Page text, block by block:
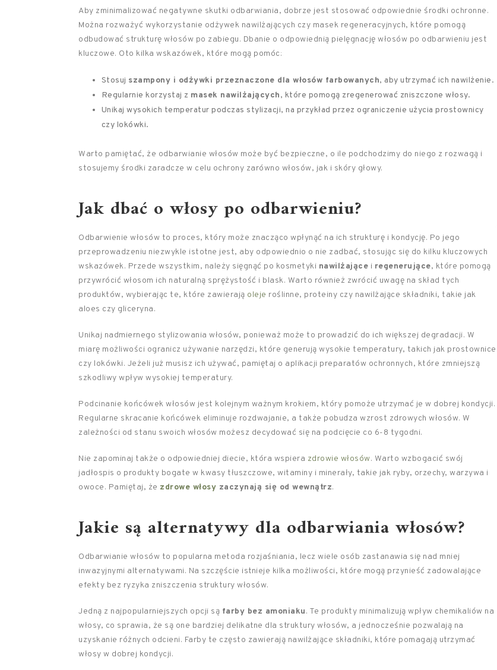
Aby zminimalizować negatywne skutki odbarwiania, dobrze jest stosować odpowiednie środki ochronne.
Można rozważyć wykorzystanie odżywek nawilżających czy masek regeneracyjnych, które pomogą
odbudować strukturę włosów po zabiegu. Dbanie o odpowiednią pielęgnację włosów po odbarwieniu jest
kluczowe. Oto kilka wskazówek, które mogą pomóc:
Stosuj szampony i odżywki przeznaczone dla włosów farbowanych, aby utrzymać ich nawilżenie.
Regularnie korzystaj z masek nawilżających, które pomogą zregenerować zniszczone włosy.
Unikaj wysokich temperatur podczas stylizacji, na przykład przez ograniczenie użycia prostownicy
czy lokówki.
Warto pamiętać, że odbarwianie włosów może być bezpieczne, o ile podchodzimy do niego z rozwagą i
stosujemy środki zaradcze w celu ochrony zarówno włosów, jak i skóry głowy.
Jak dbać o włosypo odbarwieniu?
Odbarwienie włosów to proces, który może znacząco wpłynąć na ich strukturę i kondycję. Po jego
przeprowadzeniu niezwykle istotne jest, aby odpowiednio o nie zadbać, stosując się do kilku kluczowych
wskazówek. Przede wszystkim, należy sięgnąć po kosmetyki nawilżające i regenerujące, które pomogą
przywrócić włosom ich naturalną sprężystość i blask. Warto również zwrócić uwagę na skład tych
produktów, wybierając te, które zawierają oleje roślinne, proteiny czy nawilżające składniki, takie jak
aloes czy gliceryna.
Unikaj nadmiernego stylizowania włosów, ponieważ może to prowadzić do ich większej degradacji. W
miarę możliwości ogranicz używanie narzędzi, które generują wysokie temperatury, takich jak prostownice
czy lokówki. Jeżeli już musisz ich używać, pamiętaj o aplikacji preparatów ochronnych, które zmniejszą
szkodliwy wpływ wysokiej temperatury.
Podcinanie końcówek włosów jest kolejnym ważnym krokiem, który pomoże utrzymać je w dobrej kondycji.
Regularne skracanie końcówek eliminuje rozdwajanie, a także pobudza wzrost zdrowych włosów. W
zależności od stanu swoich włosów możesz decydować się na podcięcie co 6-8 tygodni.
Nie zapominaj także o odpowiedniej diecie, która wspiera zdrowie włosów. Warto wzbogacić swój
jadłospis o produkty bogate w kwasy tłuszczowe, witaminy i minerały, takie jak ryby, orzechy, warzywa i
owoce. Pamiętaj, że zdrowe włosy zaczynają się od wewnątrz.
Jakie są alternatywy dla odbarwiania włosów?
Odbarwianie włosów to popularna metoda rozjaśniania, lecz wiele osób zastanawia się nad mniej
inwazyjnymi alternatywami. Na szczęście istnieje kilka możliwości, które mogą przynieść zadowalające
efekty bez ryzyka zniszczenia struktury włosów.
Jedną z najpopularniejszych opcji są farby bez amoniaku. Te produkty minimalizują wpływ chemikaliów na
włosy, co sprawia, że są one bardziej delikatne dla struktury włosów, a jednocześnie pozwalają na
uzyskanie różnych odcieni. Farby te często zawierają nawilżające składniki, które pomagają utrzymać
włosy w dobrej kondycji.